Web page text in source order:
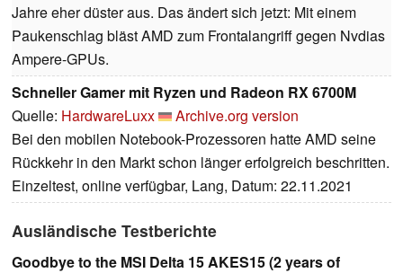
Jahre eher düster aus. Das ändert sich jetzt: Mit einem
Paukenschlag bläst AMD zum Frontalangriff gegen Nvdias
Ampere-GPUs.
Schneller Gamer mit Ryzen und Radeon RX 6700M
Quelle: HardwareLuxx
Archive.org version
Bei den mobilen Notebook-Prozessoren hatte AMD seine
Rückkehr in den Markt schon länger erfolgreich beschritten.
Einzeltest, online verfügbar, Lang, Datum: 22.11.2021
Ausländische Testberichte
Goodbye to the MSI Delta 15 AKES15 (2 years of